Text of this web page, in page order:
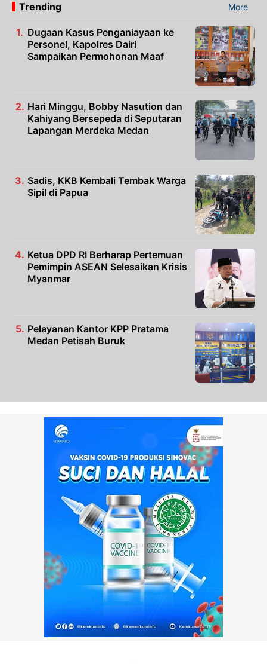
Trending More
Dugaan Kasus Penganiayaan ke
Personel, Kapolres Dairi
Sampaikan Permohonan Maaf
Hari Minggu, Bobby Nasution dan
Kahiyang Bersepeda di Seputaran
Lapangan Merdeka Medan
Sadis, KKB Kembali Tembak Warga
Sipil di Papua
Ketua DPD RI Berharap Pertemuan
Pemimpin ASEAN Selesaikan Krisis
Myanmar
Pelayanan Kantor KPP Pratama
Medan Petisah Buruk